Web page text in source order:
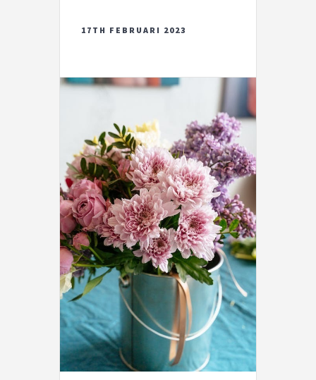
17TH FEBRUARI 2023